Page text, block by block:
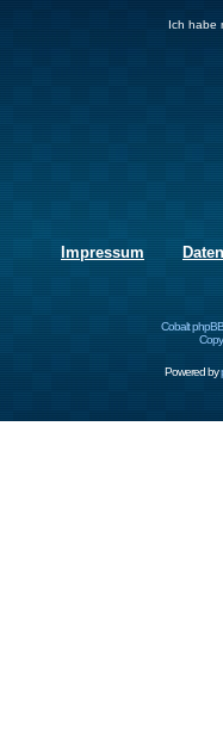
Ich habe
Impressum
Cobalt
Powered by